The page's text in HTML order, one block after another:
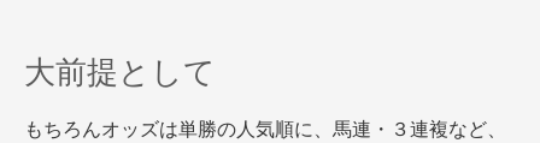
大前提として
もちろんオッズは単勝の人気順に、馬連・３連複など、